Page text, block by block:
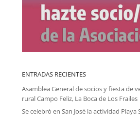
ENTRADAS RECIENTES
Asamblea General de socios y fiesta de
rural Campo Feliz, La Boca de Los Frailes
Se celebró en San José la actividad Playa